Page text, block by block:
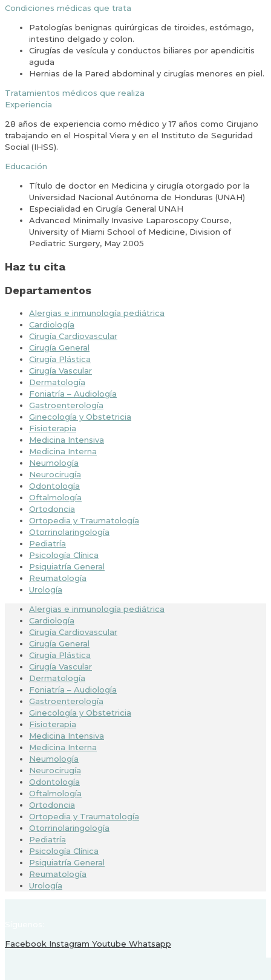
Condiciones médicas que trata
Patologías benignas quirúrgicas de tiroides, estómago,
intestino delgado y colon.
Cirugías de vesícula y conductos biliares por apendicitis
aguda
Hernias de la Pared abdominal y cirugías menores en piel.
Tratamientos médicos que realiza
Experiencia
28 años de experiencia como médico y 17 años como Cirujano
trabajando en el Hospital Viera y en el Instituto de Seguridad
Social (IHSS).
Educación
Título de doctor en Medicina y cirugía otorgado por la
Universidad Nacional Autónoma de Honduras (UNAH)
Especialidad en Cirugía General UNAH
Advanced Minimally Invasive Laparoscopy Course,
University of Miami School of Medicine, Division of
Pediatric Surgery, May 2005
Haz tu cita
Departamentos
Alergias e inmunología pediátrica
Cardiología
Cirugía Cardiovascular
Cirugía General
Cirugía Plástica
Cirugía Vascular
Dermatología
Foniatría – Audiología
Gastroenterología
Ginecología y Obstetricia
Fisioterapia
Medicina Intensiva
Medicina Interna
Neumología
Neurocirugía
Odontología
Oftalmología
Ortodoncia
Ortopedia y Traumatología
Otorrinolaringología
Pediatría
Psicología Clínica
Psiquiatría General
Reumatología
Urología
Alergias e inmunología pediátrica
Cardiología
Cirugía Cardiovascular
Cirugía General
Cirugía Plástica
Cirugía Vascular
Dermatología
Foniatría – Audiología
Gastroenterología
Ginecología y Obstetricia
Fisioterapia
Medicina Intensiva
Medicina Interna
Neumología
Neurocirugía
Odontología
Oftalmología
Ortodoncia
Ortopedia y Traumatología
Otorrinolaringología
Pediatría
Psicología Clínica
Psiquiatría General
Reumatología
Urología
Facebook Instagram Youtube Whatsapp